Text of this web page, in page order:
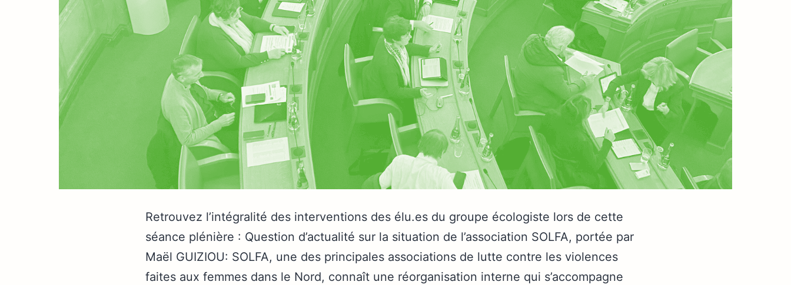
Retrouvez l’intégralité des interventions des élu.es du groupe écologiste lors de cette
séance plénière : Question d’actualité sur la situation de l’association SOLFA, portée par
Maël GUIZIOU: SOLFA, une des principales associations de lutte contre les violences
faites aux femmes dans le Nord, connaît une réorganisation interne qui s’accompagne